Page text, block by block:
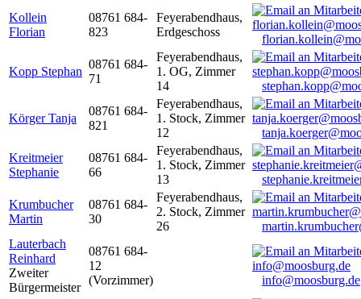
Kollein
Florian
08761 684-
823
Feyerabendhaus,
Erdgeschoss
Kopp Stephan
08761 684-
71
Feyerabendhaus,
1. OG, Zimmer
14
Körger Tanja
08761 684-
821
Feyerabendhaus,
1. Stock, Zimmer
12
Kreitmeier
Stephanie
08761 684-
66
Feyerabendhaus,
1. Stock, Zimmer
13
Krumbucher
Martin
08761 684-
30
Feyerabendhaus,
2. Stock, Zimmer
26
Lauterbach
Reinhard
Zweiter
Bürgermeister
08761 684-
12
(Vorzimmer)
info@moosburg.de